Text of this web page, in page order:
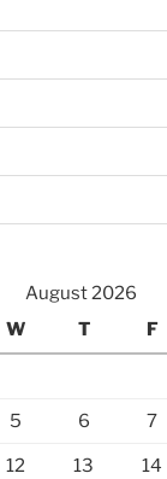
August 2026
W T F
5 6 7
12 13 14